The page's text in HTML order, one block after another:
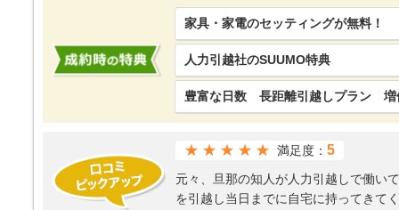
家具・家電のセッティングが無料！
人力引越社のSUUMO特典
豊富な日数 長距離引越しプラン 増
★★★★★ 満足度： 5
元々、旦那の知人が人力引越しで働い
を引越し当日までに自宅に持ってきて